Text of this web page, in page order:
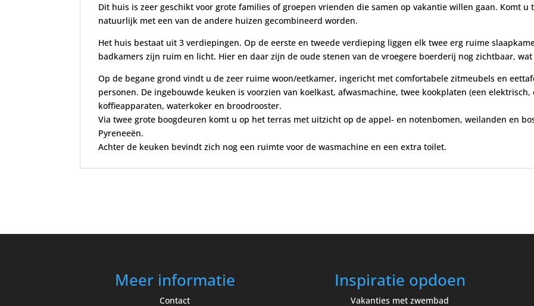
Dit huis is zeer geschikt voor grote families of groepen vrienden die samen op vakantie willen gaan. Komt
natuurlijk met een van de andere huizen gecombineerd worden.
Het huis bestaat uit 3 verdiepingen. Op de eerste en tweede verdieping liggen elk twee erg ruime
badkamers zijn ruim en licht. Hier en daar zijn de oude stenen van de vroegere boerderij nog zichtbaar,
Op de begane grond vindt u de zeer ruime woon/eetkamer, ingericht met comfortabele zitmeubels en
personen. De ingebouwde keuken is voorzien van koelkast, afwasmachine, twee kookplaten (een elektrisch,
koffieapparaten, waterkoker en broodrooster.
Via twee grote boogdeuren komt u op het terras met uitzicht op de appel- en notenbomen, weilanden en
Pyreneeën.
Achter de keuken bevindt zich nog een ruimte voor de wasmachine en een extra toilet.
Meer informatie
Contact
Inspiratie opdoen
Vakanties met zwembad